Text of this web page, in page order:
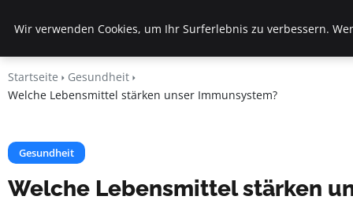
Fds
Startseite
Gesundheit
Welche Lebensmittel stärken unser Immunsystem?
Gesundheit
Welche Lebensmittel stärken
Wir verwenden Cookies, um Ihr Surferlebnis zu verbessern.